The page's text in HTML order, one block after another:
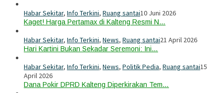
Habar Sekitar, Info Terkini, Ruang santai10 Juni 2026
Kaget! Harga Pertamax di Kalteng Resmi N…
Habar Sekitar, Info Terkini, News, Ruang santai21 April 2026
Hari Kartini Bukan Sekadar Seremoni: Ini…
Habar Sekitar, Info Terkini, News, Politik Pedia, Ruang santai15
April 2026
Dana Pokir DPRD Kalteng Diperkirakan Tem…